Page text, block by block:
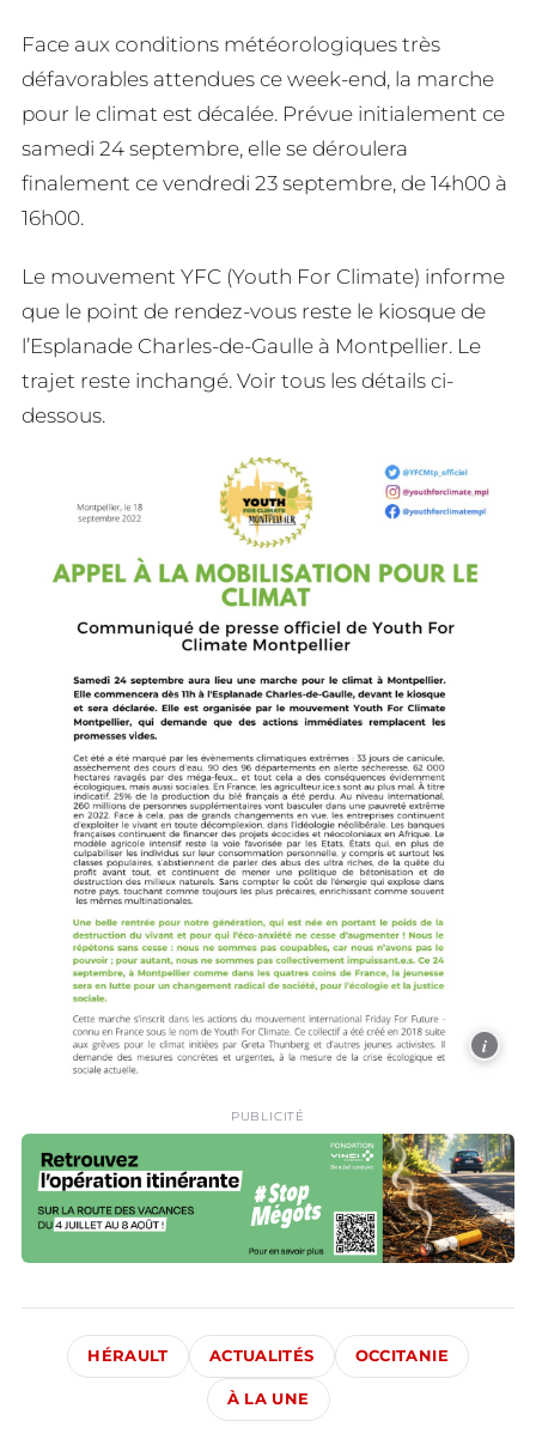
Face aux conditions météorologiques très
défavorables attendues ce week-end, la marche
pour le climat est décalée. Prévue initialement ce
samedi 24 septembre, elle se déroulera
finalement ce vendredi 23 septembre, de 14h00 à
16h00.
Le mouvement YFC (Youth For Climate) informe
que le point de rendez-vous reste le kiosque de
l’Esplanade Charles-de-Gaulle à Montpellier. Le
trajet reste inchangé. Voir tous les détails ci-
dessous.
i
PUBLICITÉ
HÉRAULT ACTUALITÉS OCCITANIE
À LA UNE